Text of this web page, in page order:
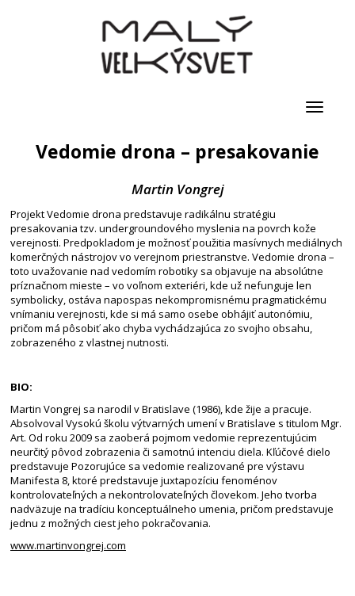
Toggle
Vedomie drona – presakovanie
Martin Vongrej
Projekt Vedomie drona predstavuje radikálnu stratégiu
presakovania tzv. undergroundového myslenia na povrch kože
verejnosti. Predpokladom je možnosť použitia masívnych mediálnych
komerčných nástrojov vo verejnom priestranstve. Vedomie drona –
toto uvažovanie nad vedomím robotiky sa objavuje na absolútne
príznačnom mieste – vo voľnom exteriéri, kde už nefunguje len
symbolicky, ostáva napospas nekompromisnému pragmatickému
vnímaniu verejnosti, kde si má samo osebe obhájiť autonómiu,
pričom má pôsobiť ako chyba vychádzajúca zo svojho obsahu,
zobrazeného z vlastnej nutnosti.
BIO:
Martin Vongrej sa narodil v Bratislave (1986), kde žije a pracuje.
Absolvoval Vysokú školu výtvarných umení v Bratislave s titulom Mgr.
Art. Od roku 2009 sa zaoberá pojmom vedomie reprezentujúcim
neurčitý pôvod zobrazenia či samotnú intenciu diela. Kľúčové dielo
predstavuje Pozorujúce sa vedomie realizované pre výstavu
Manifesta 8, ktoré predstavuje juxtapozíciu fenoménov
kontrolovateľných a nekontrolovateľných človekom. Jeho tvorba
nadväzuje na tradíciu konceptuálneho umenia, pričom predstavuje
jednu z možných ciest jeho pokračovania.
www.martinvongrej.com